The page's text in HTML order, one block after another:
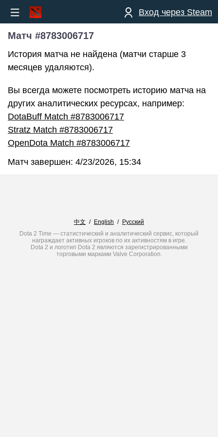
Вход через Steam
Матч #8783006717
История матча не найдена (матчи старше 3
месяцев удаляются).
Вы всегда можете посмотреть историю матча на
других аналитических ресурсах, например:
DotaBuff Match #8783006717
Stratz Match #8783006717
OpenDota Match #8783006717
Матч завершен: 4/23/2026, 15:34
中文 / English / Русский
Dota 2 Time — статистический и аналитический сервис, который
награждает активных игроков по их активностям в игре.
Dota 2 и логотип Dota 2 являются зарегистрированными
торговыми марками Valve Corporation.